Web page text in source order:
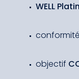
WELL
objectif